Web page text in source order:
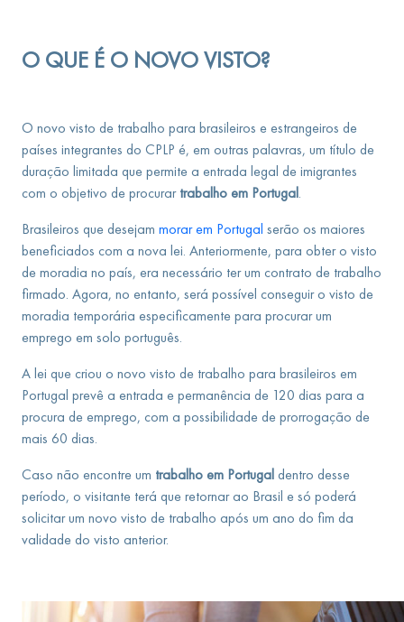
O QUE É O NOVO VISTO?
O novo visto de trabalho para brasileiros e estrangeiros de
países integrantes do CPLP é, em outras palavras, um título de
duração limitada que permite a entrada legal de imigrantes
com o objetivo de procurar trabalho em Portugal.
Brasileiros que desejam morar em Portugal serão os maiores
beneficiados com a nova lei. Anteriormente, para obter o visto
de moradia no país, era necessário ter um contrato de trabalho
firmado. Agora, no entanto, será possível conseguir o visto de
moradia temporária especificamente para procurar um
emprego em solo português.
A lei que criou o novo visto de trabalho para brasileiros em
Portugal prevê a entrada e permanência de 120 dias para a
procura de emprego, com a possibilidade de prorrogação de
mais 60 dias.
Caso não encontre um trabalho em Portugal dentro desse
período, o visitante terá que retornar ao Brasil e só poderá
solicitar um novo visto de trabalho após um ano do fim da
validade do visto anterior.